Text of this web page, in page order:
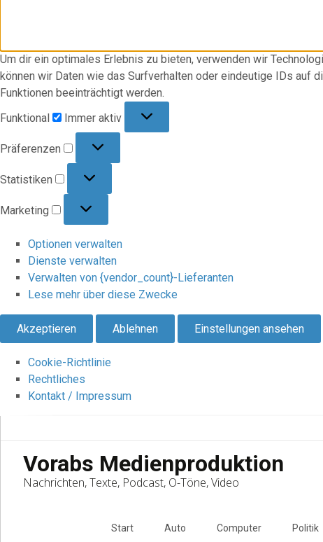
Um dir ein optimales Erlebnis zu bieten, verwenden wir
können wir Daten wie das Surfverhalten oder eindeutige IDs auf
Funktionen beeinträchtigt werden.
Funktional
Immer aktiv
Präferenzen
Statistiken
Marketing
Optionen verwalten
Dienste verwalten
Verwalten von {vendor_count}-Lieferanten
Lese mehr über diese Zwecke
Akzeptieren Ablehnen Einstellungen ansehen
Cookie-Richtlinie
Rechtliches
Kontakt / Impressum
Vorabs Medienproduktion
Nachrichten, Texte, Podcast, O-Töne, Video
Start Auto Computer Politik